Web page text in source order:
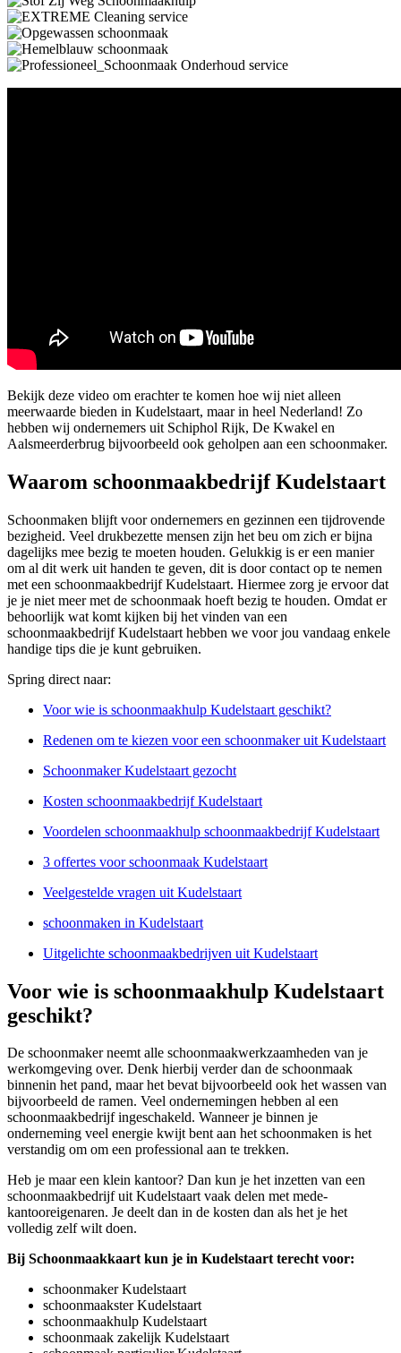
Bekijk deze video om erachter te komen hoe wij niet alleen
meerwaarde bieden in Kudelstaart, maar in heel Nederland! Zo
hebben wij ondernemers uit Schiphol Rijk, De Kwakel en
Aalsmeerderbrug bijvoorbeeld ook geholpen aan een schoonmaker.
Waarom schoonmaakbedrijf Kudelstaart
Schoonmaken blijft voor ondernemers en gezinnen een tijdrovende
bezigheid. Veel drukbezette mensen zijn het beu om zich er bijna
dagelijks mee bezig te moeten houden. Gelukkig is er een manier
om al dit werk uit handen te geven, dit is door contact op te nemen
met een schoonmaakbedrijf Kudelstaart. Hiermee zorg je ervoor dat
je je niet meer met de schoonmaak hoeft bezig te houden. Omdat er
behoorlijk wat komt kijken bij het vinden van een
schoonmaakbedrijf Kudelstaart hebben we voor jou vandaag enkele
handige tips die je kunt gebruiken.
Spring direct naar:
Voor wie is schoonmaakhulp Kudelstaart geschikt?
Redenen om te kiezen voor een schoonmaker uit Kudelstaart
Schoonmaker Kudelstaart gezocht
Kosten schoonmaakbedrijf Kudelstaart
Voordelen schoonmaakhulp schoonmaakbedrijf Kudelstaart
3 offertes voor schoonmaak Kudelstaart
Veelgestelde vragen uit Kudelstaart
schoonmaken in Kudelstaart
Uitgelichte schoonmaakbedrijven uit Kudelstaart
Voor wie is schoonmaakhulp Kudelstaart
geschikt?
De schoonmaker neemt alle schoonmaakwerkzaamheden van je
werkomgeving over. Denk hierbij verder dan de schoonmaak
binnenin het pand, maar het bevat bijvoorbeeld ook het wassen van
bijvoorbeeld de ramen. Veel ondernemingen hebben al een
schoonmaakbedrijf ingeschakeld. Wanneer je binnen je
onderneming veel energie kwijt bent aan het schoonmaken is het
verstandig om om een professional aan te trekken.
Heb je maar een klein kantoor? Dan kun je het inzetten van een
schoonmaakbedrijf uit Kudelstaart vaak delen met mede-
kantooreigenaren. Je deelt dan in de kosten dan als het je het
volledig zelf wilt doen.
Bij Schoonmaakkaart kun je in Kudelstaart terecht voor:
schoonmaker Kudelstaart
schoonmaakster Kudelstaart
schoonmaakhulp Kudelstaart
schoonmaak zakelijk Kudelstaart